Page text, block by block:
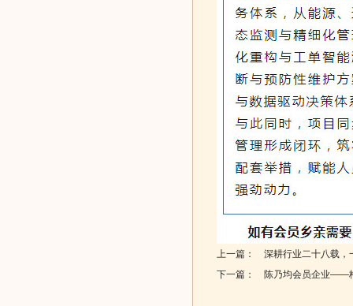
上一篇： 深耕行业二十八载，
下一篇： 陈乃均会员企业——